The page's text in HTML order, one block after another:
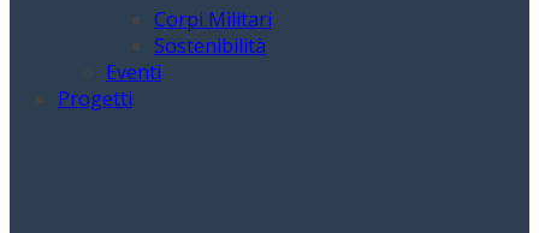
Corpi Militari
Sostenibilità
Eventi
Progetti